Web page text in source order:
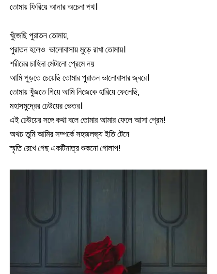
তোমায় ফিরিয়ে আনার অচেনা পথ।
খুঁজেছি পুরাতন তোমায়,
পুরাতন হলেও ভালোবাসায় মুড়ে রাখা তোমায়।
শরীরের চাহিদা মেটানো প্রেমে নয়
আমি পুড়তে চেয়েছি তোমার পুরাতন ভালোবাসার জ্বরে।
তোমায় খুঁজতে গিয়ে আমি নিজেকে হারিয়ে ফেলেছি,
মহাসমুদ্রের ঢেউয়ের ভেতর।
এই ঢেউয়ের সঙ্গে কথা বলে তোমার আমার ফেলে আসা প্রেম!
অথচ তুমি আমির সম্পর্কে সহজলভ্য ইতি টেনে
স্মৃতি রেখে গেছ একটিমাত্র শুকনো গোলাপ!